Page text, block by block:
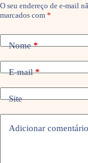
O seu endereço de e-mail
marcados com *
Nome*
E-mail*
Site
Adicionar comentário